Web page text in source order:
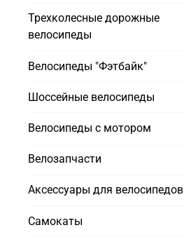
Трехколесные дорожные
велосипеды
Велосипеды "Фэтбайк"
Шоссейные велосипеды
Велосипеды с мотором
Велозапчасти
Аксессуары для велосипедов
Самокаты